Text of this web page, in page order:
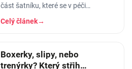
část šatníku, které se v péči
věnujeme nejmíň. Hodíme ho do
pračky se vším ostatním, dáme
Celý článek→
Boxerky, slipy, nebo
trenýrky? Který střih